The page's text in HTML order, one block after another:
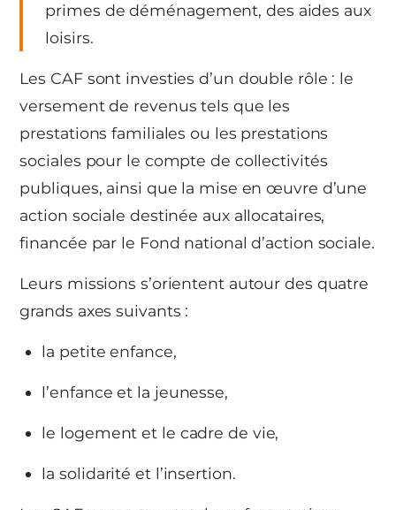
primes de déménagement, des aides aux
loisirs.
Les CAF sont investies d’un double rôle : le
versement de revenus tels que les
prestations familiales ou les prestations
sociales pour le compte de collectivités
publiques, ainsi que la mise en œuvre d’une
action sociale destinée aux allocataires,
financée par le Fond national d’action sociale.
Leurs missions s’orientent autour des quatre
grands axes suivants :
la petite enfance,
l’enfance et la jeunesse,
le logement et le cadre de vie,
la solidarité et l’insertion.